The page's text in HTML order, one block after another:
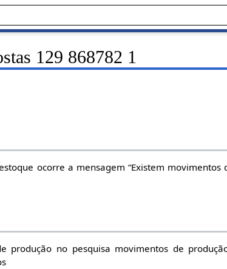
129 868782 1
ocorre a mensagem “Existem
produção no pesquisa movimentos de